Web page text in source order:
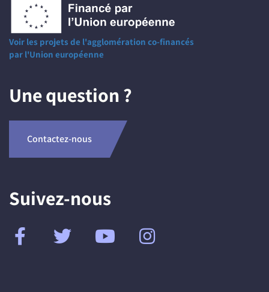
Voir les projets de l'agglomération co-financés
par l'Union européenne
Une question ?
Contactez-nous
Suivez-nous